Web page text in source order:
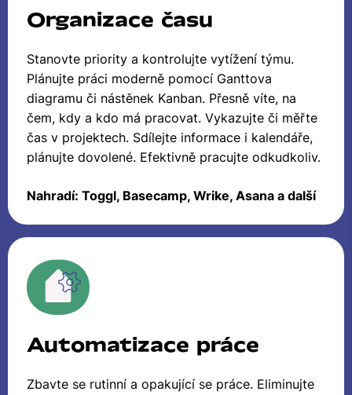
Organizace času
Stanovte priority a kontrolujte vytížení týmu.
Plánujte práci moderně pomocí Ganttova
diagramu či nástěnek Kanban. Přesně víte, na
čem, kdy a kdo má pracovat. Vykazujte či měřte
čas v projektech. Sdílejte informace i kalendáře,
plánujte dovolené. Efektivně pracujte odkudkoliv.
Nahradí: Toggl, Basecamp, Wrike, Asana a další
Automatizace práce
Zbavte se rutinní a opakující se práce. Eliminujte